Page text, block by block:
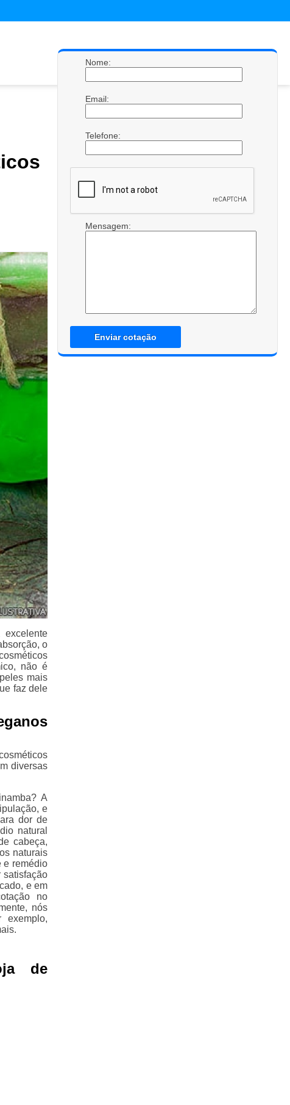
o
não é
mais
faz dele
diversas
A
e
dor de
natural
cabeça,
naturais
e remédio
satisfação
e em
no
nós
de
Nome:
Email:
Telefone:
Mensagem:
Enviar cotação